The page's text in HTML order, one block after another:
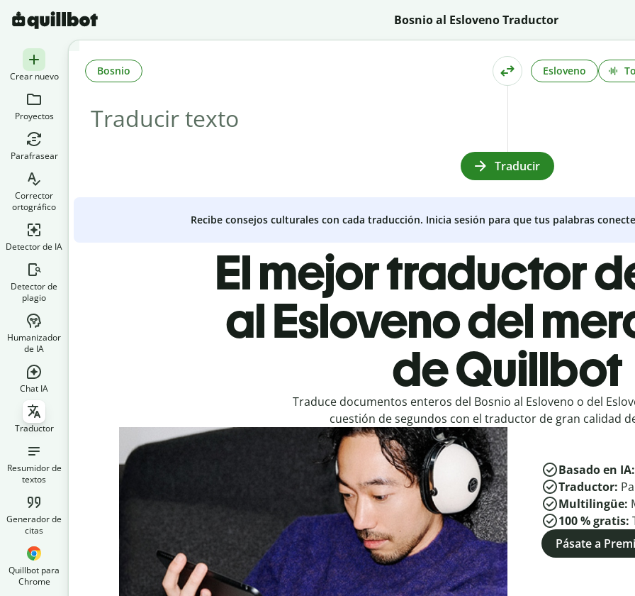
Bosnio al Esloveno Traductor
Crear nuevo
Proyectos
Parafrasear
Corrector
ortográfico
Detector de IA
Detector de
plagio
Humanizador
de IA
Chat IA
Traductor
Resumidor de
textos
Generador de
citas
Quillbot para
Chrome
Bosnio Esloveno
Traducir
Recibe consejos culturales con cada traducción. Inicia sesión para que tus palabras
El mejor traductor
al Esloveno del
de Quillbot
Traduce documentos enteros del Bosnio al Esloveno o del
cuestión de segundos con el traductor de gran calidad
Basado en IA:
Traductor:
Multilingüe:
100 % gratis:
Pásate a